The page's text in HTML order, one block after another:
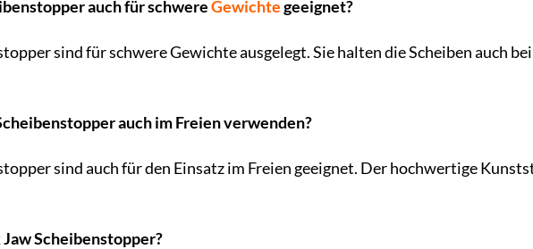
auch für schwereGewichtegeeignet?
sind für schwere Gewichte ausgelegt. Sie halten die Scheiben auch
auch im Freien verwenden?
sind auch für den Einsatz im Freien geeignet. Der hochwertige
Scheibenstopper?